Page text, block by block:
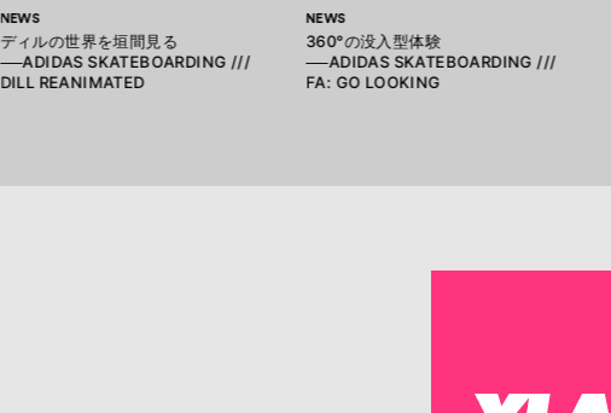
NEWS
ディルの世界を垣間見る
──ADIDAS SKATEBOARDING ///
DILL REANIMATED
NEWS
360°の没入型体験
──ADIDAS SKATEBOARDING ///
FA: GO LOOKING